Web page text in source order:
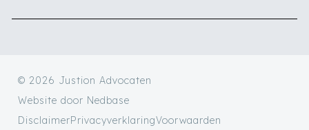
© 2026 Justion Advocaten
Website door Nedbase
DisclaimerPrivacyverklaringVoorwaarden